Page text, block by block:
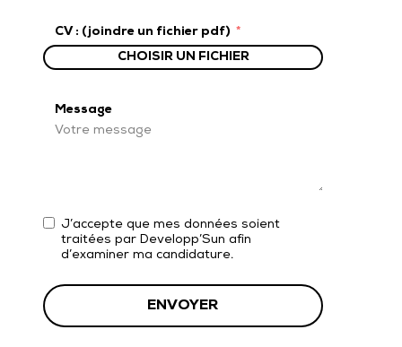
CV : (joindre un fichier pdf)
CHOISIR UN FICHIER
Message
J’accepte que mes données soient
traitées par Developp’Sun afin
d’examiner ma candidature.
ENVOYER